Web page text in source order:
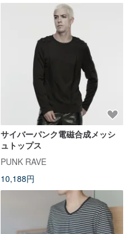
サイバーパンク電磁合成メッシ
ュトップス
PUNK RAVE
10,188円